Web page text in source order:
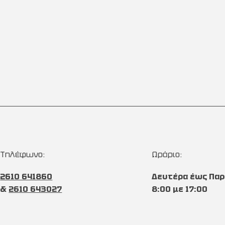
Τηλέφωνο:
2610 641860
& 2610 643027
Ωράριο:
Δευτέρα έως
8:00 με 17:00